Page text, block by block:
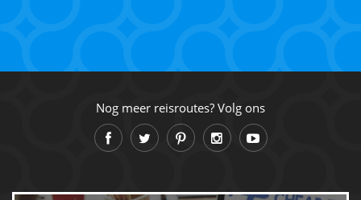
Nog meer reisroutes? Volg ons